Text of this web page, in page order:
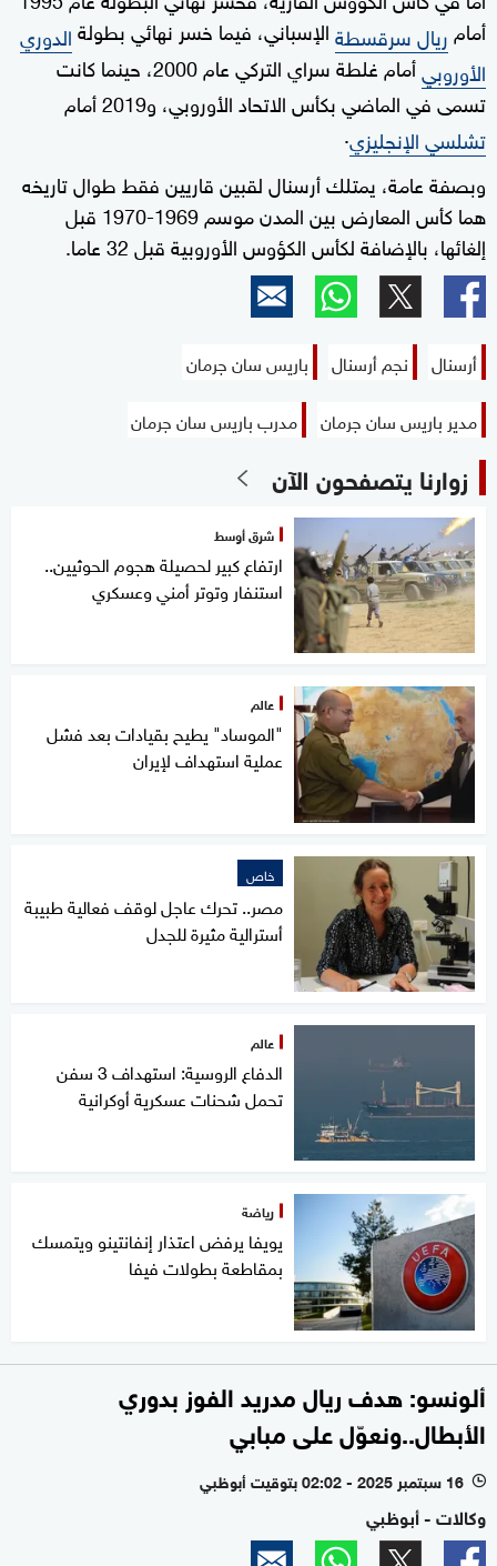
أمامريال سرقسطةالإسباني، فيما خسر نهائي بطولةالدوري
الأوروبي
أمام غلطة سراي التركي عام 2000، حينما كانت
تسمى في الماضي بكأس الاتحاد الأوروبي، و2019 أمام
تشلسي الإنجليزي.
وبصفة عامة، يمتلك أرسنال لقبين قاريين فقط طوال تاريخه
هما كأس المعارض بين المدن موسم 1969-1970 قبل
إلغائها، بالإضافة لكأس الكؤوس الأوروبية قبل 32 عاما.
أرسنال نجم أرسنال
باريس سان جرمان
مدير باريس سان جرمان
مدرب باريس سان جرمان
زوارنا يتصفحون الآن
شرق أوسط
ارتفاع كبير لحصيلة هجوم الحوثيين..
استنفار وتوتر أمني وعسكري
عالم
"الموساد" يطيح بقيادات بعد فشل
عملية استهداف لإيران
خاص
مصر.. تحرك عاجل لوقف فعالية طبيبة
أسترالية مثيرة للجدل
عالم
الدفاع الروسية: استهداف 3 سفن
تحمل شحنات عسكرية أوكرانية
رياضة
يويفا يرفض اعتذار إنفانتينو ويتمسك
بمقاطعة بطولات فيفا
ألونسو: هدف ريال مدريد الفوز بدوري
الأبطال..ونعوّل على مبابي
l 16 سبتمبر 2025 - 02:02 بتوقيت أبوظبي
وكالات - أبوظبي